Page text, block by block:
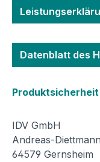
Datenblatt des
IDV GmbH
Andreas-
64579 Gernsheim